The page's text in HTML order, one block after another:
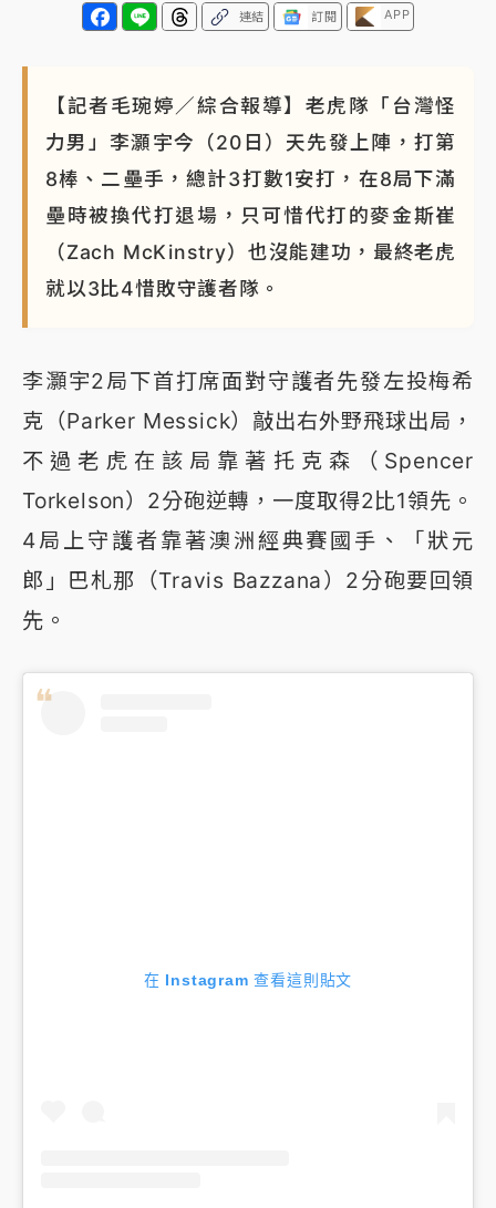
連結 訂閱 APP
【記者毛琬婷／綜合報導】老虎隊「台灣怪
力男」李灝宇今（20日）天先發上陣，打第
8棒、二壘手，總計3打數1安打，在8局下滿
壘時被換代打退場，只可惜代打的麥金斯崔
（Zach McKinstry）也沒能建功，最終老虎
就以3比4惜敗守護者隊。
李灝宇2局下首打席面對守護者先發左投梅希
克（Parker Messick）敲出右外野飛球出局，
不過老虎在該局靠著托克森（Spencer
Torkelson）2分砲逆轉，一度取得2比1領先。
4局上守護者靠著澳洲經典賽國手、「狀元
郎」巴札那（Travis Bazzana）2分砲要回領
先。
在 Instagram 查看這則貼文